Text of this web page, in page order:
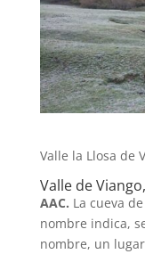
Valle la Llosa de
Valle de
AAC. La cueva
nombre indica,
nombre, un